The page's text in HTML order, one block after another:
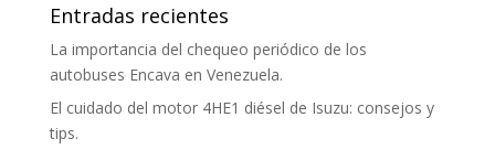
Entradas recientes
La importancia del chequeo periódico de los
autobuses Encava en Venezuela.
El cuidado del motor 4HE1 diésel de Isuzu: consejos y
tips.